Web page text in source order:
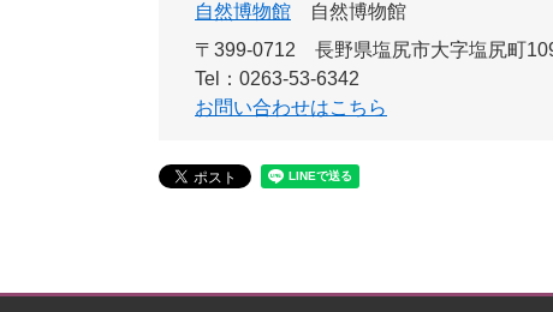
自然博物館
自然博物館
〒399-0712
長野県塩尻市大字塩尻町
Tel：0263-53-6342
お問い合わせはこちら